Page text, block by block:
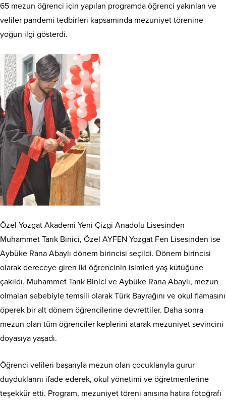
65 mezun öğrenci için yapılan programda öğrenci yakınları ve
veliler pandemi tedbirleri kapsamında mezuniyet törenine
yoğun ilgi gösterdi.
Özel Yozgat Akademi Yeni Çizgi Anadolu Lisesinden
Muhammet Tarık Binici, Özel AYFEN Yozgat Fen Lisesinden ise
Aybüke Rana Abaylı dönem birincisi seçildi. Dönem birincisi
olarak dereceye giren iki öğrencinin isimleri yaş kütüğüne
çakıldı. Muhammet Tarık Binici ve Aybüke Rana Abaylı, mezun
olmaları sebebiyle temsili olarak Türk Bayrağını ve okul flamasını
öperek bir alt dönem öğrencilerine devrettiler. Daha sonra
mezun olan tüm öğrenciler keplerini atarak mezuniyet sevincini
doyasıya yaşadı.
Öğrenci velileri başarıyla mezun olan çocuklarıyla gurur
duyduklarını ifade ederek, okul yönetimi ve öğretmenlerine
teşekkür etti. Program, mezuniyet töreni anısına hatıra fotoğrafı